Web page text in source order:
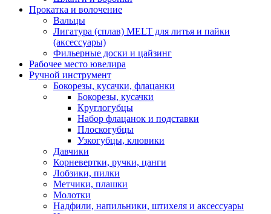
Прокатка и волочение
Вальцы
Лигатура (сплав) MELT для литья и пайки
(аксессуары)
Фильерные доски и цайзинг
Рабочее место ювелира
Ручной инструмент
Бокорезы, кусачки, флацанки
Бокорезы, кусачки
Круглогубцы
Набор флацанок и подставки
Плоскогубцы
Узкогубцы, клювики
Давчики
Корневертки, ручки, цанги
Лобзики, пилки
Метчики, плашки
Молотки
Надфили, напильники, штихеля и аксессуары